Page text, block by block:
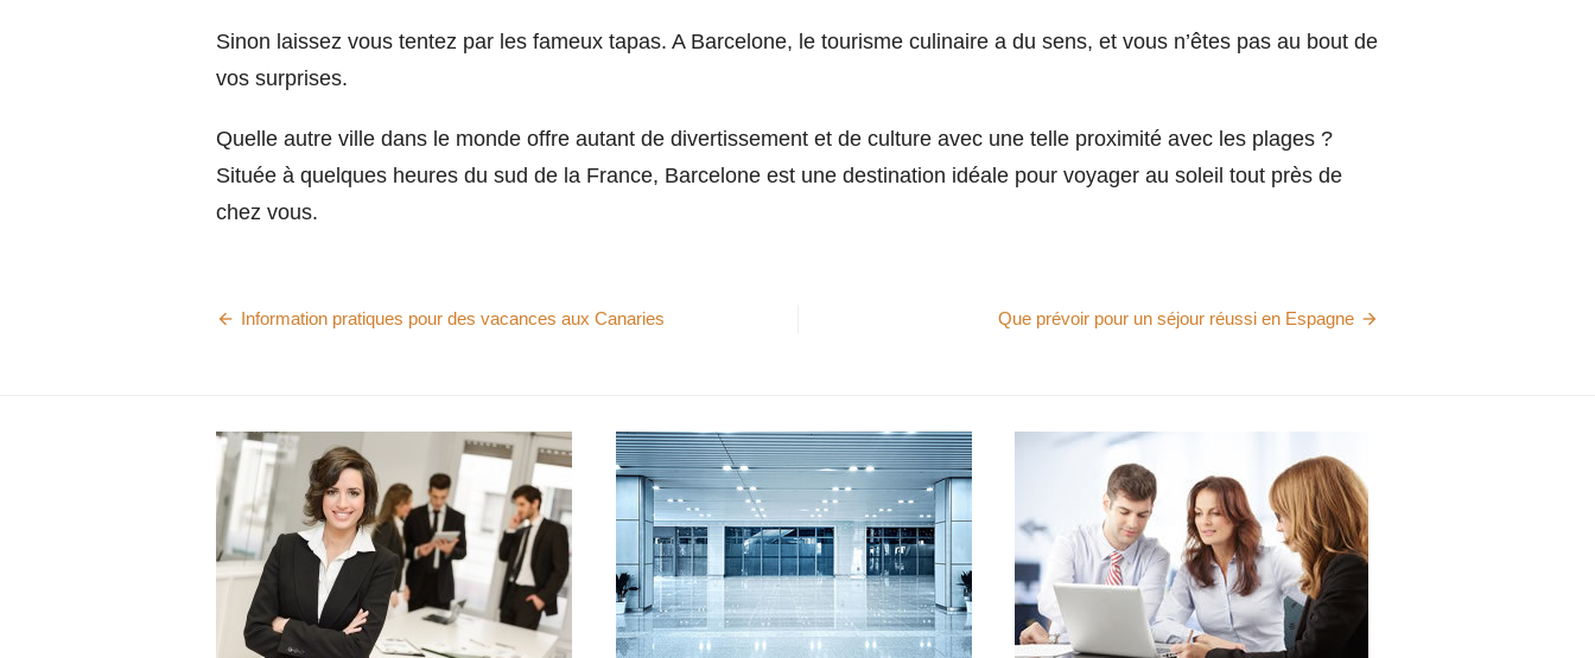
Sinon laissez vous tentez par les fameux tapas. A Barcelone, le tourisme culinaire a du sens, et vous n’êtes pas au bout de
vos surprises.
Quelle autre ville dans le monde offre autant de divertissement et de culture avec une telle proximité avec les plages ?
Située à quelques heures du sud de la France, Barcelone est une destination idéale pour voyager au soleil tout près de
chez vous.
l’article
Information pratiques pour des vacances aux Canaries Que prévoir pour un séjour réussi en Espagne